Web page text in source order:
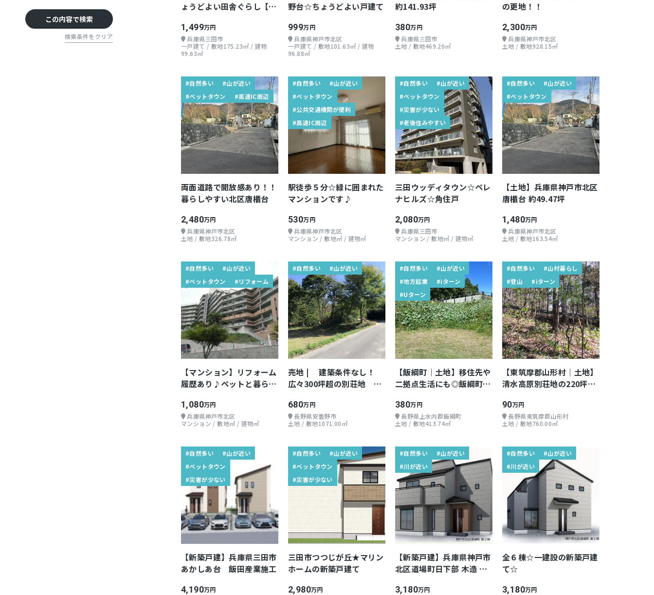
ょうどよい田舎ぐらし【志
1,499万円
兵庫県三田市
一戸建て / 敷地175.23㎡ / 建物
99.63㎡
野台☆ちょうどよい戸建て
999万円
兵庫県神戸市北区
一戸建て / 敷地101.63㎡ / 建物
96.88㎡
約141.93坪
380万円
兵庫県三田市
土地 / 敷地469.20㎡
の更地！！
2,300万円
兵庫県神戸市北区
土地 / 敷地928.15㎡
#自然多い
#山が近い
#ベットタウン
#高速IC周辺
両面道路で開放感あり！！
暮らしやすい北区唐櫃台
2,480万円
兵庫県神戸市北区
土地 / 敷地326.78㎡
#自然多い
#山が近い
#ベットタウン
#公共交通機関が便利
#高速IC周辺
駅徒歩５分☆緑に囲まれた
マンションです♪
530万円
兵庫県神戸市北区
マンション / 敷地㎡ / 建物㎡
#自然多い
#山が近い
#ベットタウン
#災害が少ない
#老後住みやすい
三田ウッディタウン☆ペレ
ナヒルズ☆角住戸
2,080万円
兵庫県三田市
マンション / 敷地㎡ / 建物㎡
#自然多い
#山が近い
#ベットタウン
【土地】兵庫県神戸市北区
唐櫃台 約49.47坪
1,480万円
兵庫県神戸市北区
土地 / 敷地163.54㎡
#自然多い
#山が近い
#ベットタウン
#リフォーム
【マンション】リフォーム
履歴あり♪ペットと暮らせ
1,080万円
兵庫県神戸市北区
マンション / 敷地㎡ / 建物㎡
#自然多い #山が近い
売地 | 建築条件なし！
広々300坪超の別荘地 自
♪
680万円
長野県安曇野市
土地 / 敷地1071.00㎡
#自然多い
#山が近い
#地方起業
#iターン
#Uターン
【飯綱町｜土地】移住先や
二拠点生活にも◎飯綱町で
方
380万円
長野県上水内郡飯綱町
土地 / 敷地413.74㎡
#自然多い
#山村暮らし
#登山
#iターン
【東筑摩郡山形村｜土地】
清水高原別荘地の220坪超
90万円
長野県東筑摩郡山形村
土地 / 敷地760.00㎡
#自然多い
#山が近い
#ベットタウン
#災害が少ない
【新築戸建】兵庫県三田市
あかしあ台 飯田産業施工
4,190万円
#自然多い
#山が近い
#ベットタウン
#災害が少ない
三田市つつじが丘★マリン
ホームの新築戸建て
2,980万円
#自然多い
#山が近い
#川が近い
【新築戸建】兵庫県神戸市
北区道場町日下部 木造 地
3,180万円
#自然多い
#山が近い
#川が近い
全６棟☆一建設の新築戸建
て☆
3,180万円
高速IC周辺
この内容で検索
検索条件をクリア